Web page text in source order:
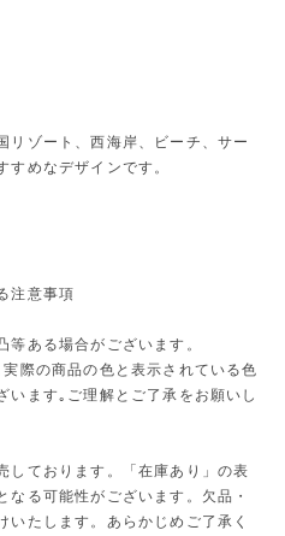
リゾート、西海岸、ビーチ、サー
すめなデザインです。
注意事項
ある場合がございます。
際の商品の色と表示されている色
います｡ご理解とご了承をお願いし
ております。「在庫あり」の表
る可能性がございます。欠品・
いたします。あらかじめご了承く